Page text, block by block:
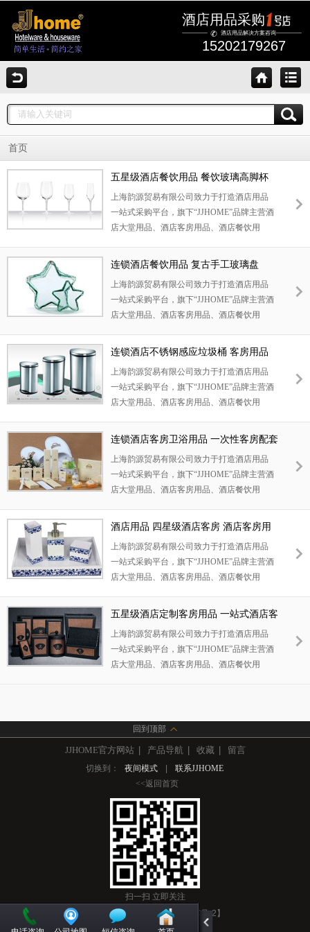
酒店用品采购
酒店用品解决方案咨询
15202179267
首页
五星级酒店餐饮用品 餐饮玻璃高脚杯
上海韵源贸易有限公司致力于打造酒店用品
一站式采购平台，旗下“JJHOME”品牌主营酒
店大堂用品、酒店客房用品、酒店餐饮用
家连锁酒店提供了一站式酒店用品供应服
连锁酒店餐饮用品 复古手工玻璃盘
20333
上海韵源贸易有限公司致力于打造酒店用品
一站式采购平台，旗下“JJHOME”品牌主营酒
店大堂用品、酒店客房用品、酒店餐饮用
家连锁酒店提供了一站式酒店用品供应服
连锁酒店不锈钢感应垃圾桶 客房用品
EK9218D
上海韵源贸易有限公司致力于打造酒店用品
一站式采购平台，旗下“JJHOME”品牌主营酒
店大堂用品、酒店客房用品、酒店餐饮用
家连锁酒店提供了一站式酒店用品供应服
连锁酒店客房卫浴用品 一次性客房配套
KF-02
上海韵源贸易有限公司致力于打造酒店用品
一站式采购平台，旗下“JJHOME”品牌主营酒
店大堂用品、酒店客房用品、酒店餐饮用
家连锁酒店提供了一站式酒店用品供应服
酒店用品 四星级酒店客房 酒店客房用
品 客房亚克力
上海韵源贸易有限公司致力于打造酒店用品
一站式采购平台，旗下“JJHOME”品牌主营酒
店大堂用品、酒店客房用品、酒店餐饮用
家连锁酒店提供了一站式酒店用品供应服
五星级酒店定制客房用品 一站式酒店客
房皮具用品
上海韵源贸易有限公司致力于打造酒店用品
一站式采购平台，旗下“JJHOME”品牌主营酒
店大堂用品、酒店客房用品、酒店餐饮用
回到顶部
JJHOME官方网站 产品导航 收藏 留言
切换到： 夜间模式
联系JJHOME
<<返回首页
扫一扫 立即关注
版权所有 【 沪ICP备10219945号-2】